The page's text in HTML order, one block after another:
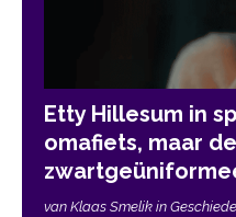
Etty Hillesum in
omafiets, maar
van Klaas Smelik in